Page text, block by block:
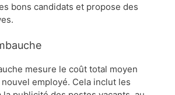
bons candidats et propose des
mesure le coût total moyen
employé. Cela inclut les